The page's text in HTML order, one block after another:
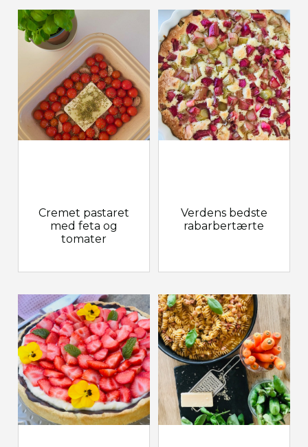
Cremet pastaret
med feta og
tomater
Verdens bedste
rabarbertærte